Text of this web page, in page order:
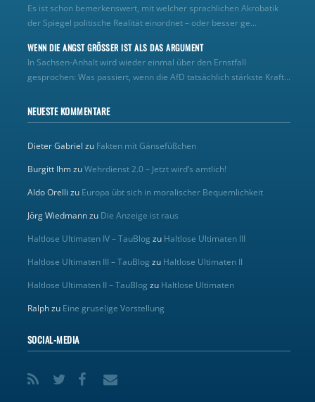
Es ist schon bemerkenswert, mit welcher sprachlichen Akrobatik
der Spiegel politische Realität einordnet – oder besser ge...
WENN DIE ANGST GRÖSSER IST ALS DAS ARGUMENT
In Sachsen-Anhalt wird wieder einmal über den Ernstfall
gesprochen: Was passiert, wenn die AfD tatsächlich stärkste Kraft...
NEUESTE KOMMENTARE
Dieter Gabriel zu Fakten mit Gänsefüßchen
Burgitt IhmzuWehrdienst 2.0 – Jetzt wird’s amtlich!
Aldo Orelli zu Europa übt sich in moralischer Bequemlichkeit
Jörg Wiedmannzu Die Anzeige ist raus
Haltlose Ultimaten IV – TauBlog zu Haltlose Ultimaten III
Haltlose Ultimaten III – TauBlog zu Haltlose Ultimaten II
Haltlose Ultimaten II – TauBlog zu Haltlose Ultimaten
Ralphzu Eine gruselige Vorstellung
SOCIAL-MEDIA